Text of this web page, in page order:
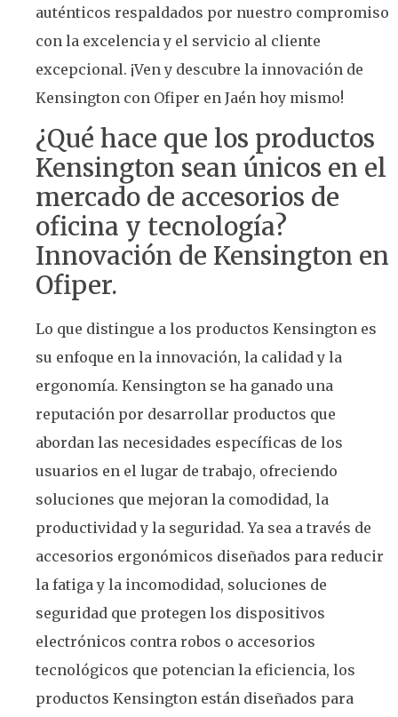
auténticos respaldados por nuestro compromiso
con la excelencia y el servicio al cliente
excepcional. ¡Ven y descubre la innovación de
Kensington con Ofiper en Jaén hoy mismo!
¿Qué hace que los productos
Kensington sean únicos en el
mercado de accesorios de
oficina y tecnología?
Innovación de Kensington en
Ofiper.
Lo que distingue a los productos Kensington es
su enfoque en la innovación, la calidad y la
ergonomía. Kensington se ha ganado una
reputación por desarrollar productos que
abordan las necesidades específicas de los
usuarios en el lugar de trabajo, ofreciendo
soluciones que mejoran la comodidad, la
productividad y la seguridad. Ya sea a través de
accesorios ergonómicos diseñados para reducir
la fatiga y la incomodidad, soluciones de
seguridad que protegen los dispositivos
electrónicos contra robos o accesorios
tecnológicos que potencian la eficiencia, los
productos Kensington están diseñados para